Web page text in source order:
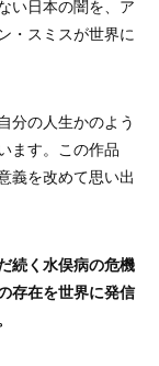
い日本の闇を、ア
・スミスが世界に
分の人生かのよう
ます。この作品
義を改めて思い出
続く水俣病の危機
存在を世界に発信